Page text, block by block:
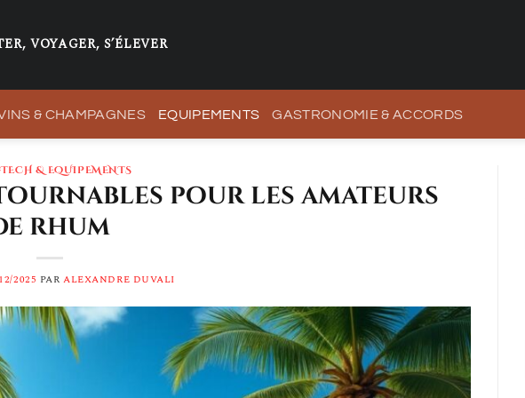
VOYAGER, S’ÉLEVER
& CHAMPAGNES EQUIPEMENTS GASTRONOMIE & ACCORDS
& EQUIPEMENTS
pour les amateurs
rhum
2025 PARALEXANDRE DUVALI